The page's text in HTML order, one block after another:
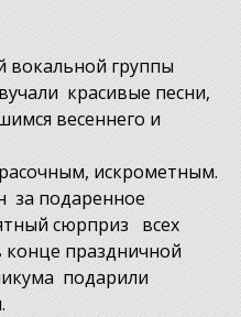
группы
красивые песни,
весеннего и
искрометным.
за подаренное
сюрприз всех
праздничной
подарили